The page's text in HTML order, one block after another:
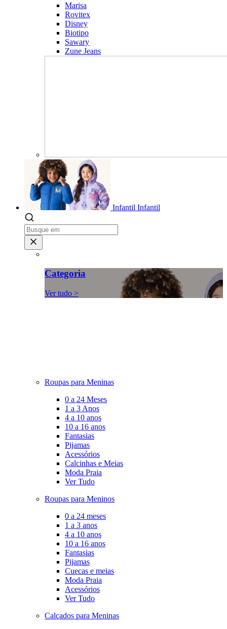
Marisa
Rovitex
Disney
Biotipo
Sawary
Zune Jeans
Infantil Infantil
Categoria
Ver tudo >
Roupas para Meninas
0 a 24 Meses
1 a 3 Anos
4 a 10 anos
10 a 16 anos
Fantasias
Pijamas
Acessórios
Calcinhas e Meias
Moda Praia
Ver Tudo
Roupas para Meninos
0 a 24 meses
1 a 3 anos
4 a 10 anos
10 a 16 anos
Fantasias
Pijamas
Cuecas e meias
Moda Praia
Acessórios
Ver Tudo
Calçados para Meninas